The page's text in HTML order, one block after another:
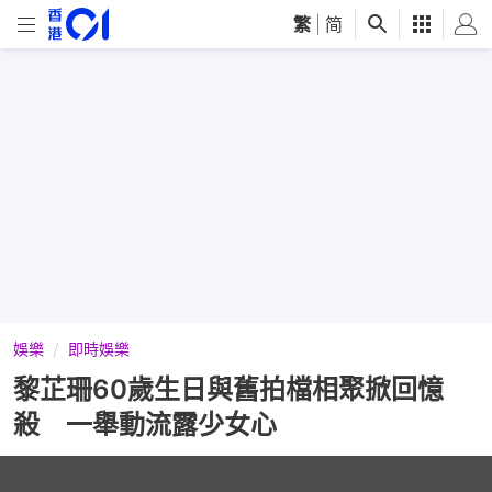
繁 简
娛樂 即時娛樂
黎芷珊60歲生日與舊拍檔相聚掀回憶
殺 一舉動流露少女心